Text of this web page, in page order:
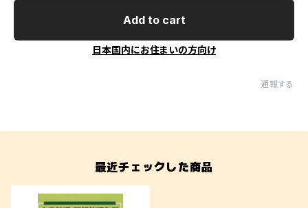
Add to cart
日本国内にお住まいの方向け
通報する
最近チェックした商品